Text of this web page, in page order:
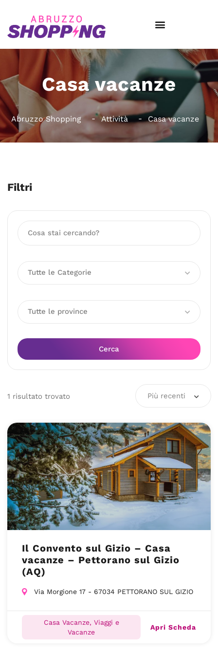
Casa vacanze
Abruzzo Shopping Attività Casa vacanze
Filtri
Tutte le Categorie
Tutte le province
Cerca
1 risultato trovato Più recenti
Il Convento sul Gizio – Casa
vacanze – Pettorano sul Gizio
(AQ)
Via Morgione 17 - 67034 PETTORANO SUL GIZIO
Casa Vacanze, Viaggi e
Vacanze
Apri Scheda